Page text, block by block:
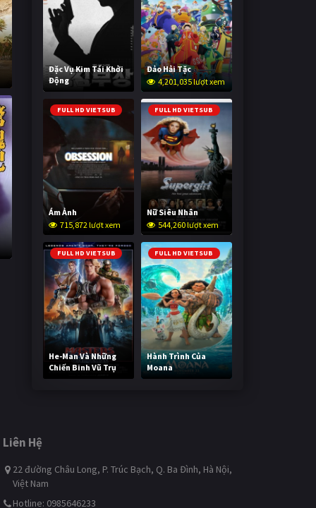
Đặc Vụ Kim Tái Khởi
Động
593,209 lượt xem
Đảo Hải Tặc
4,201,035 lượt xem
FULL HD VIETSUB
Ám Ảnh
715,872 lượt xem
FULL HD VIETSUB
Nữ Siêu Nhân
544,260 lượt xem
FULL HD VIETSUB
He-Man Và Những
Chiến Binh Vũ Trụ
236,010 lượt xem
FULL HD VIETSUB
Hành Trình Của
Moana
487,505 lượt xem
Liên Hệ
22 đường Châu Long, P. Trúc Bạch, Q. Ba Đình, Hà Nội,
Việt Nam
Hotline: 0985646233